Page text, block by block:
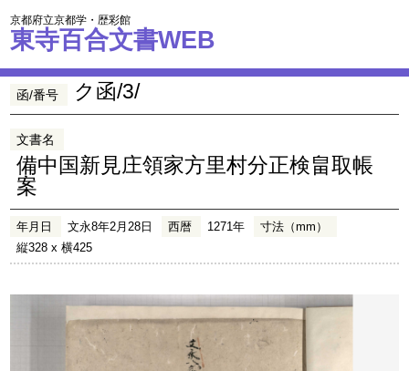
京都府立京都学・歴彩館
東寺百合文書WEB
函/番号 ク函/3/
文書名
備中国新見庄領家方里村分正検畠取帳
案
年月日 文永8年2月28日 西暦 1271年
寸法（mm）
縦328 x 横425